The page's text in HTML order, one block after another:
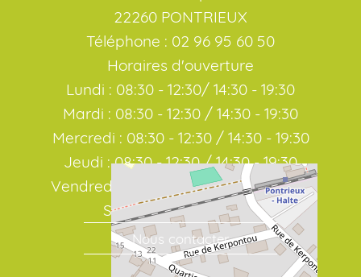
22260 PONTRIEUX
Téléphone : 02 96 95 60 50
Horaires d'ouverture
Lundi : 08:30 - 12:30/ 14:30 - 19:30
Mardi : 08:30 - 12:30 / 14:30 - 19:30
Mercredi : 08:30 - 12:30 / 14:30 - 19:30
Jeudi : 08:30 - 12:30 / 14:30 - 19:30
Vendredi : 08:30 - 12:30 / 14:30 - 19:30
Samedi : 08:30 / 19:00
Nous contacter